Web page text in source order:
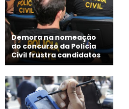
Demora na nomeação
do concurso da Polícia
Civil frustra candidatos